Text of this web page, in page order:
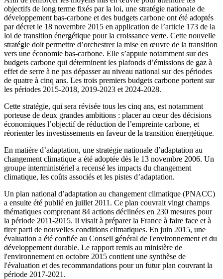
objectifs de long terme fixés par la loi, une stratégie nationale de
développement bas-carbone et des budgets carbone ont été adoptés
par décret le 18 novembre 2015 en application de l’article 173 de la
loi de transition énergétique pour la croissance verte. Cette nouvelle
stratégie doit permettre d’orchestrer la mise en œuvre de la transition
vers une économie bas-carbone. Elle s’appuie notamment sur des
budgets carbone qui déterminent les plafonds d’émissions de gaz à
effet de serre à ne pas dépasser au niveau national sur des périodes
de quatre à cinq ans. Les trois premiers budgets carbone portent sur
les périodes 2015-2018, 2019-2023 et 2024-2028.
Cette stratégie, qui sera révisée tous les cinq ans, est notamment
porteuse de deux grandes ambitions : placer au cœur des décisions
économiques l’objectif de réduction de l’empreinte carbone, et
réorienter les investissements en faveur de la transition énergétique.
En matière d’adaptation, une stratégie nationale d’adaptation au
changement climatique a été adoptée dès le 13 novembre 2006. Un
groupe interministériel a recensé les impacts du changement
climatique, les coûts associés et les pistes d’adaptation.
Un plan national d’adaptation au changement climatique (PNACC)
a ensuite été publié en juillet 2011. Ce plan couvrait vingt champs
thématiques comprenant 84 actions déclinées en 230 mesures pour
la période 2011-2015. Il visait à préparer la France à faire face et à
tirer parti de nouvelles conditions climatiques. En juin 2015, une
évaluation a été confiée au Conseil général de l'environnement et du
développement durable. Le rapport remis au ministère de
l'environnement en octobre 2015 contient une synthèse de
l'évaluation et des recommandations pour un futur plan couvrant la
période 2017-2021.